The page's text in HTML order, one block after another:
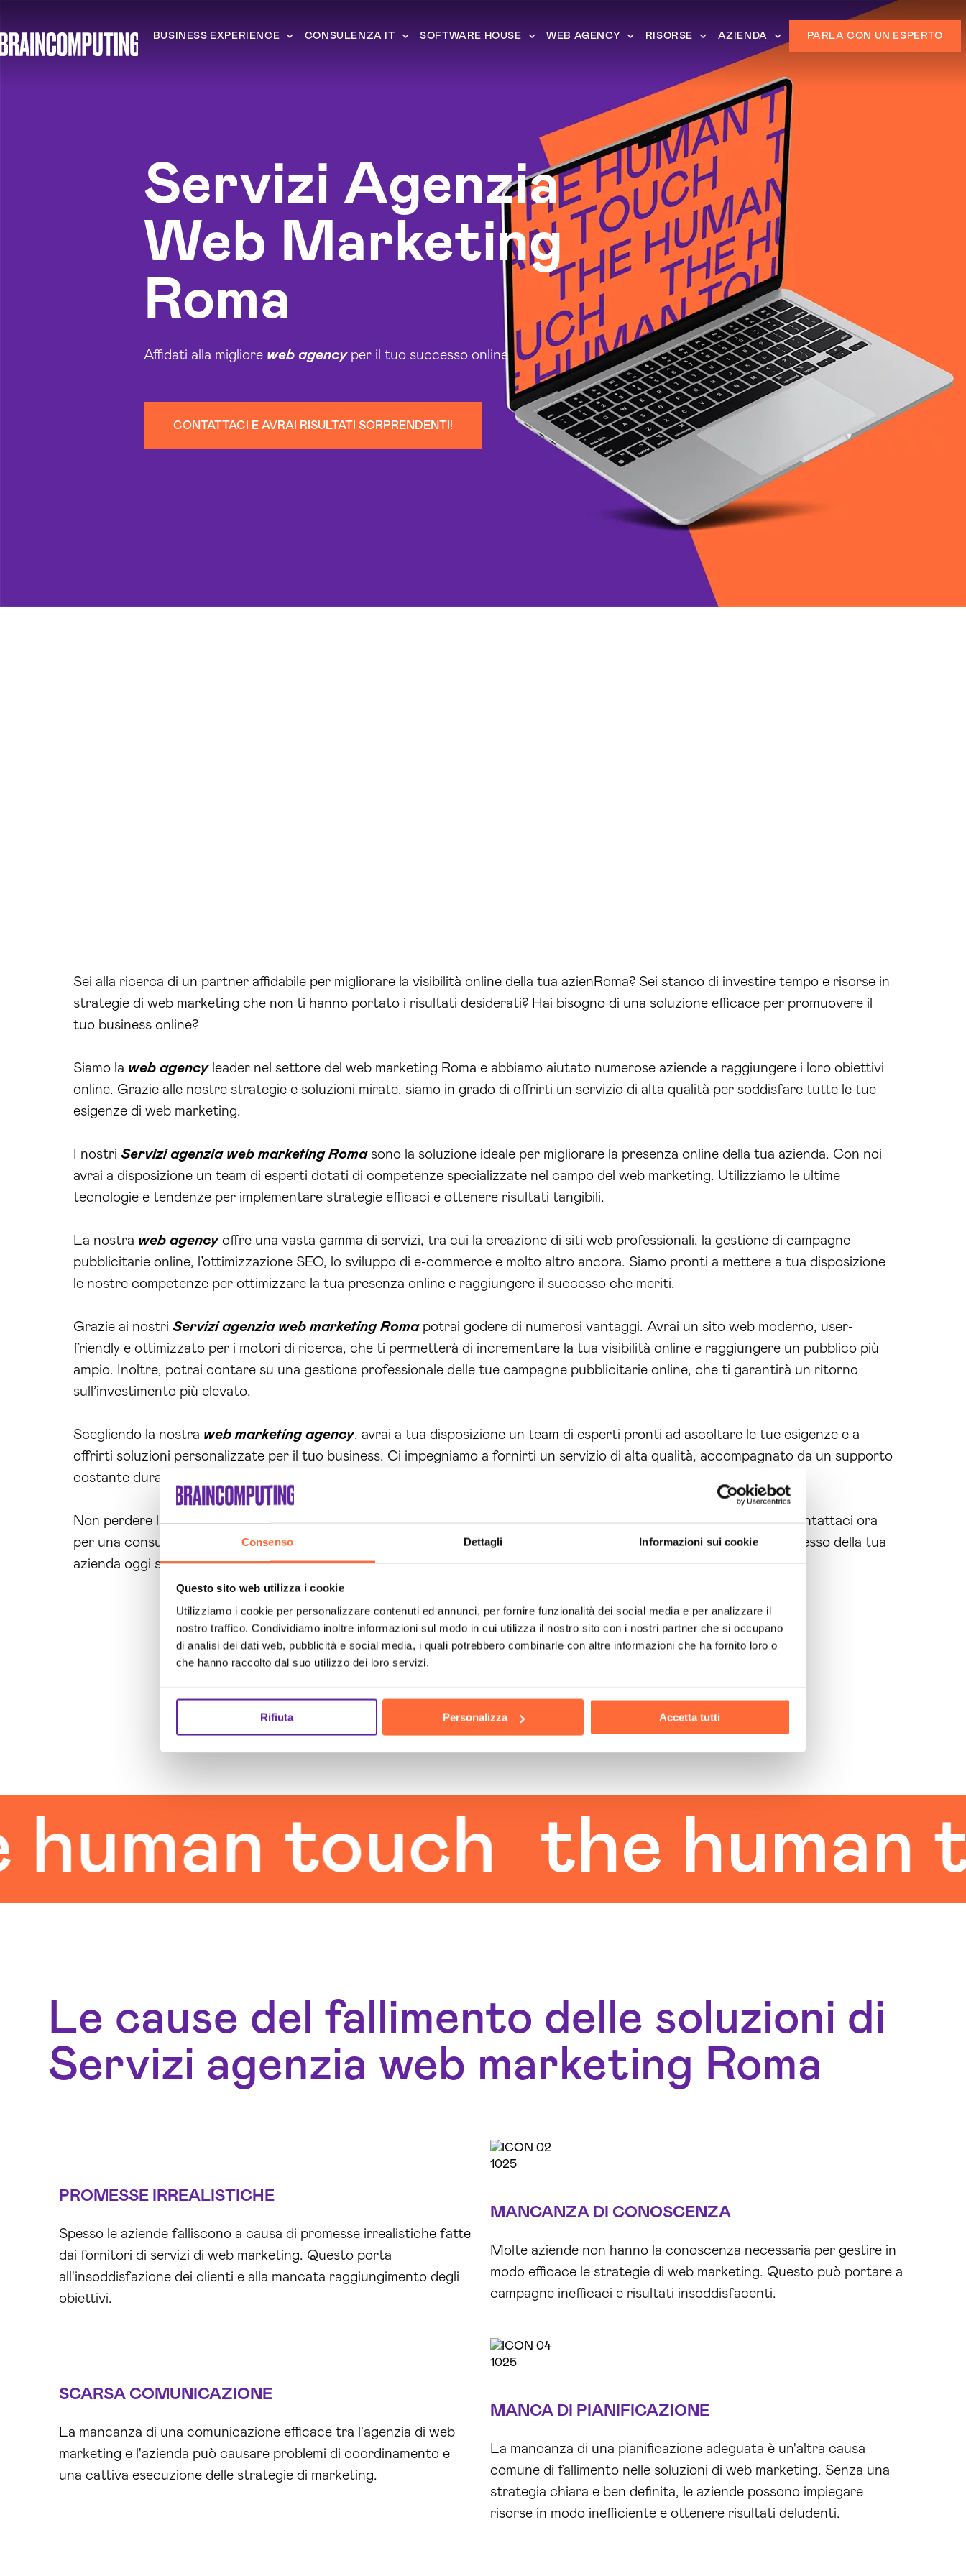
Consenso Dettagli Informazioni sui cookie
Questo sito web utilizza i cookie
Utilizziamo i cookie per personalizzare contenuti ed annunci, per fornire funzionalità dei social media e per analizzare il
nostro traffico. Condividiamo inoltre informazioni sul modo in cui utilizza il nostro sito con i nostri partner che si occupano
di analisi dei dati web, pubblicità e social media, i quali potrebbero combinarle con altre informazioni che ha fornito loro o
che hanno raccolto dal suo utilizzo dei loro servizi.
Rifiuta Personalizza Accetta tutti
BUSINESS EXPERIENCE CONSULENZA IT SOFTWARE HOUSE WEB AGENCY RISORSE AZIENDA PARLA CON UN ESPERTO
Servizi Agenzia
Web Marketing
Roma
Affidati alla migliore web agencyper il tuo successo online
CONTATTACI E AVRAI RISULTATI SORPRENDENTI!
Sei alla ricerca di un partner affidabile per migliorare la visibilità online della tua azienRoma? Sei stanco di investire tempo e risorse in
strategie di web marketing che non ti hanno portato i risultati desiderati? Hai bisogno di una soluzione efficace per promuovere il
tuo business online?
Siamo la web agencyleader nel settore del web marketing Roma e abbiamo aiutato numerose aziende a raggiungere i loro obiettivi
online. Grazie alle nostre strategie e soluzioni mirate, siamo in grado di offrirti un servizio di alta qualità per soddisfare tutte le tue
esigenze di web marketing.
I nostri Servizi agenzia web marketing Romasono la soluzione ideale per migliorare la presenza online della tua azienda. Con noi
avrai a disposizione un team di esperti dotati di competenze specializzate nel campo del web marketing. Utilizziamo le ultime
tecnologie e tendenze per implementare strategie efficaci e ottenere risultati tangibili.
La nostra web agencyoffre una vasta gamma di servizi, tra cui la creazione di siti web professionali, la gestione di campagne
pubblicitarie online, l’ottimizzazione SEO, lo sviluppo di e-commerce e molto altro ancora. Siamo pronti a mettere a tua disposizione
le nostre competenze per ottimizzare la tua presenza online e raggiungere il successo che meriti.
Grazie ai nostri Servizi agenzia web marketing Romapotrai godere di numerosi vantaggi. Avrai un sito web moderno, user-
friendly e ottimizzato per i motori di ricerca, che ti permetterà di incrementare la tua visibilità online e raggiungere un pubblico più
ampio. Inoltre, potrai contare su una gestione professionale delle tue campagne pubblicitarie online, che ti garantirà un ritorno
sull’investimento più elevato.
Scegliendo la nostra web marketing agency, avrai a tua disposizione un team di esperti pronti ad ascoltare le tue esigenze e a
offrirti soluzioni personalizzate per il tuo business. Ci impegniamo a fornirti un servizio di alta qualità, accompagnato da un supporto
costante durante tutto il tuo percorso di crescita online.
Non perdere l’opportunità di migliorare la tua presenza online con i nostriServizi agenzia web marketing Roma. Contattaci ora
per una consulenza gratuita e scopri come possiamo aiutarti a raggiungere i tuoi obiettivi online. Metti in moto il successo della tua
azienda oggi stesso!
touch the human
Le cause del fallimento delle soluzioni di
Servizi agenzia web marketing Roma
PROMESSE IRREALISTICHE
Spesso le aziende falliscono a causa di promesse irrealistiche fatte
dai fornitori di servizi di web marketing. Questo porta
all'insoddisfazione dei clienti e alla mancata raggiungimento degli
obiettivi.
MANCANZA DI CONOSCENZA
Molte aziende non hanno la conoscenza necessaria per gestire in
modo efficace le strategie di web marketing. Questo può portare a
campagne inefficaci e risultati insoddisfacenti.
SCARSA COMUNICAZIONE
La mancanza di una comunicazione efficace tra l'agenzia di web
marketing e l'azienda può causare problemi di coordinamento e
una cattiva esecuzione delle strategie di marketing.
MANCA DI PIANIFICAZIONE
La mancanza di una pianificazione adeguata è un'altra causa
comune di fallimento nelle soluzioni di web marketing. Senza una
strategia chiara e ben definita, le aziende possono impiegare
risorse in modo inefficiente e ottenere risultati deludenti.